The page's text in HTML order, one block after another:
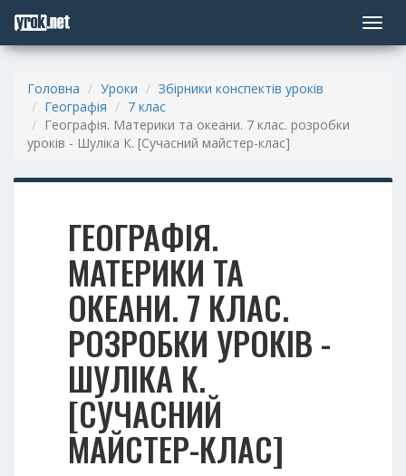
Toggle
Головна Уроки
Збірники конспектів уроків
Географія
7 клас
Географія. Материки та океани. 7 клас. розробки
уроків - Шуліка К. [Сучасний майстер-клас]
ГЕОГРАФІЯ.
МАТЕРИКИ ТА
ОКЕАНИ. 7 КЛАС.
РОЗРОБКИ УРОКІВ -
ШУЛІКА К.
[СУЧАСНИЙ
МАЙСТЕР-КЛАС]